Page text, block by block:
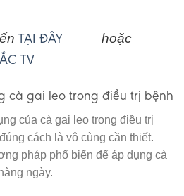
TẠI ĐÂY
hoặc
TV
cà gai leo trong điều trị bệnh
của cà gai leo trong điều trị
cách là vô cùng cần thiết.
pháp phổ biến để áp dụng cà
ngày.